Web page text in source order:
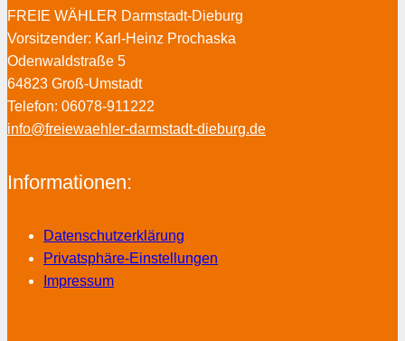
FREIE WÄHLER Darmstadt-Dieburg
Vorsitzender: Karl-Heinz Prochaska
Odenwaldstraße 5
64823 Groß-Umstadt
Telefon: 06078-911222
info@freiewaehler-darmstadt-dieburg.de
Informationen:
Datenschutzerklärung
Privatsphäre-Einstellungen
Impressum